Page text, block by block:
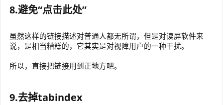
8.避免“点击此处”
虽然这样的链接描述对普通人都无所谓，但是对读屏软件来
说，是相当糟糕的，它其实是对视障用户的一种干扰。
所以，直接把链接用到正地方吧。
9.去掉tabindex